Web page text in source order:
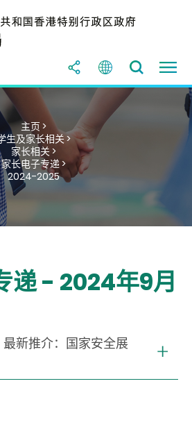
主页 >
生及家长相关 >
家长相关 >
家长电子专递 >
2024-2025
递 - 2024年9月
最新推介：国家安全展